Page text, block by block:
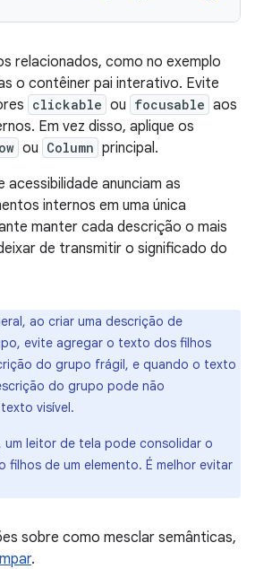
relacionados, como no exemplo
o contêiner pai interativo. Evite
clickable ou focusable aos
Em vez disso, aplique os
ou Column principal.
anunciam as
internos em uma única
manter cada descrição o mais
de transmitir o significado do
ao criar uma descrição de
evite agregar o texto dos filhos
do grupo frágil, e quando o texto
do grupo pode não
visível.
um leitor de tela pode consolidar o
de um elemento. É melhor evitar
sobre como mesclar semânticas,
.